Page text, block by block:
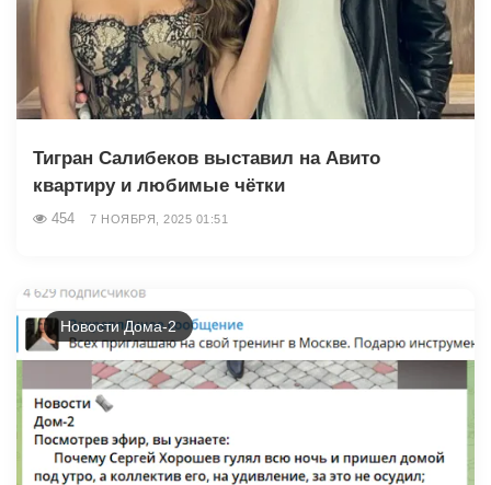
Тигран Салибеков выставил на Авито
квартиру и любимые чётки
454 7 НОЯБРЯ, 2025 01:51
Новости Дома-2